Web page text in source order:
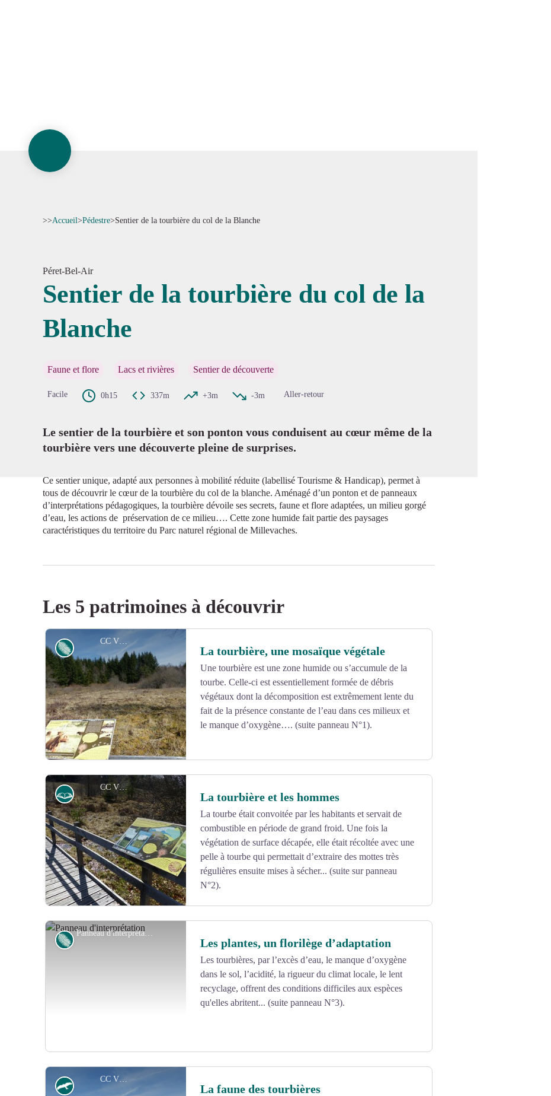
>>Accueil>Pédestre>Sentier de la tourbière du col de la Blanche
Péret-Bel-Air
Sentier de la tourbière du col de la
Blanche
Faune et flore Lacs et rivières Sentier de découverte
Facile 0h15 337m +3m -3m Aller-retour
Le sentier de la tourbière et son ponton vous conduisent au cœur même de la
tourbière vers une découverte pleine de surprises.
Ce sentier unique, adapté aux personnes à mobilité réduite (labellisé Tourisme & Handicap), permet à
tous de découvrir le cœur de la tourbière du col de la blanche. Aménagé d’un ponton et de panneaux
d’interprétations pédagogiques, la tourbière dévoile ses secrets, faune et flore adaptées, un milieu gorgé
d’eau, les actions de préservation de ce milieu…. Cette zone humide fait partie des paysages
caractéristiques du territoire du Parc naturel régional de Millevaches.
Les 5 patrimoines à découvrir
CC VEM
Voir l'image en plein écran
Flore La tourbière, une mosaïque végétale
Une tourbière est une zone humide ou s’accumule de la
tourbe. Celle-ci est essentiellement formée de débris
végétaux dont la décomposition est extrêmement lente du
fait de la présence constante de l’eau dans ces milieux et
le manque d’oxygène…. (suite panneau N°1).
CC VEM
Voir l'image en plein écran
Histoire La tourbière et les hommes
La tourbe était convoitée par les habitants et servait de
combustible en période de grand froid. Une fois la
végétation de surface décapée, elle était récoltée avec une
pelle à tourbe qui permettait d’extraire des mottes très
régulières ensuite mises à sécher... (suite sur panneau
N°2).
Panneau d'interprétation - CC VEM
Flore Les plantes, un florilège d’adaptation
Les tourbières, par l’excès d’eau, le manque d’oxygène
dans le sol, l’acidité, la rigueur du climat locale, le lent
recyclage, offrent des conditions difficiles aux espèces
qu'elles abritent... (suite panneau N°3).
CC VEM
Faune La faune des tourbières